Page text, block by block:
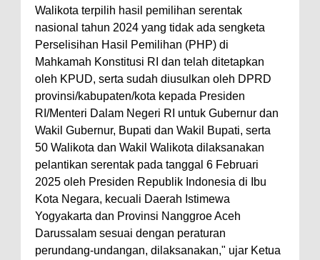
Walikota terpilih hasil pemilihan serentak
nasional tahun 2024 yang tidak ada sengketa
Perselisihan Hasil Pemilihan (PHP) di
Mahkamah Konstitusi RI dan telah ditetapkan
oleh KPUD, serta sudah diusulkan oleh DPRD
provinsi/kabupaten/kota kepada Presiden
RI/Menteri Dalam Negeri RI untuk Gubernur dan
Wakil Gubernur, Bupati dan Wakil Bupati, serta
50 Walikota dan Wakil Walikota dilaksanakan
pelantikan serentak pada tanggal 6 Februari
2025 oleh Presiden Republik Indonesia di Ibu
Kota Negara, kecuali Daerah Istimewa
Yogyakarta dan Provinsi Nanggroe Aceh
Darussalam sesuai dengan peraturan
perundang-undangan, dilaksanakan," ujar Ketua